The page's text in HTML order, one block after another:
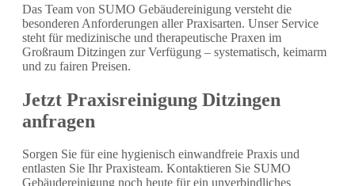
Das Team von SUMO Gebäudereinigung versteht die
besonderen Anforderungen aller Praxisarten. Unser Service
steht für medizinische und therapeutische Praxen im
Großraum Ditzingen zur Verfügung – systematisch, keimarm
und zu fairen Preisen.
Jetzt Praxisreinigung Ditzingen
anfragen
Sorgen Sie für eine hygienisch einwandfreie Praxis und
entlasten Sie Ihr Praxisteam. Kontaktieren Sie SUMO
Gebäudereinigung noch heute für ein unverbindliches